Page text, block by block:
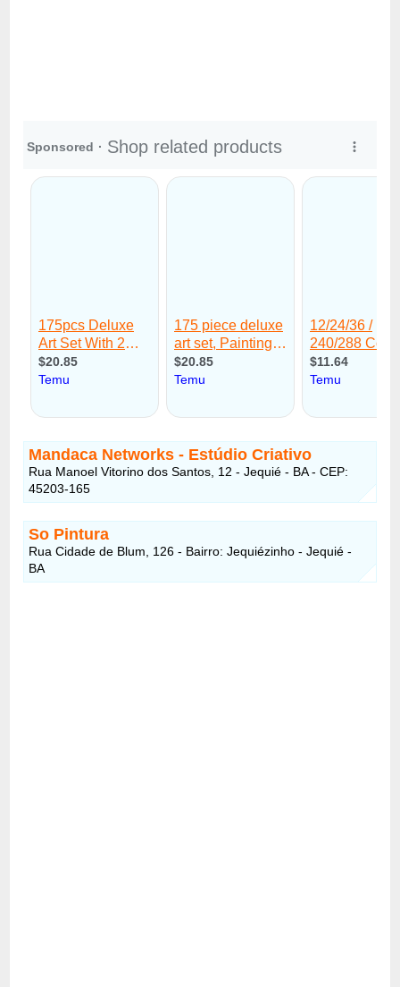
Mandaca Networks - Estúdio Criativo
Rua Manoel Vitorino dos Santos, 12 - Jequié - BA - CEP:
45203-165
So Pintura
Rua Cidade de Blum, 126 - Bairro: Jequiézinho - Jequié -
BA